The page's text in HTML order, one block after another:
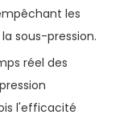
les
sous-pression.
réel des
l'efficacité